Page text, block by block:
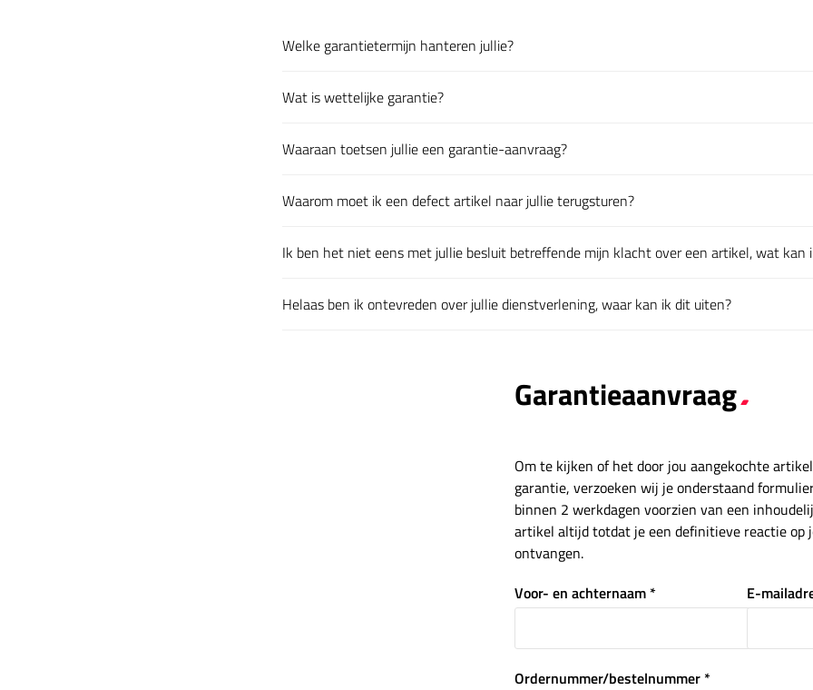
Welke garantietermijn hanteren jullie?
Klik om uit te klappen
Wat is wettelijke garantie?
Klik om uit te klappen
Waaraan toetsen jullie een garantie-aanvraag?
Klik om uit te klappen
Waarom moet ik een defect artikel naar jullie terugsturen?
Klik om uit te klappen
Ik ben het niet eens met jullie besluit betreffende mijn klacht over een artikel, wat kan
Klik om uit te klappen
Helaas ben ik ontevreden over jullie dienstverlening, waar kan ik dit uiten?
Klik om uit te klappen
Garantieaanvraag
Om te kijken of het door jou aangekochte
garantie, verzoeken wij je onderstaand
binnen 2 werkdagen voorzien van een
artikel altijd totdat je een definitieve reactie op
ontvangen.
Voor- en achternaam *
E-
Ordernummer/bestelnummer *